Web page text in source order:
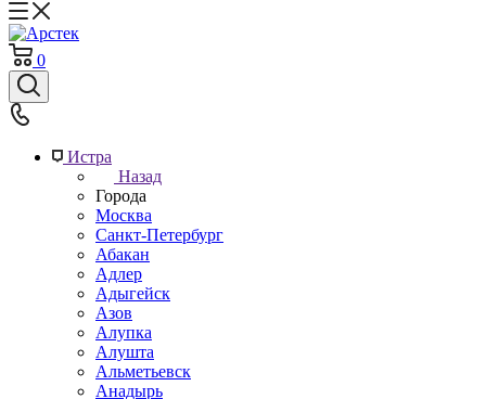
0
Истра
Назад
Города
Москва
Санкт-Петербург
Абакан
Адлер
Адыгейск
Азов
Алупка
Алушта
Альметьевск
Анадырь